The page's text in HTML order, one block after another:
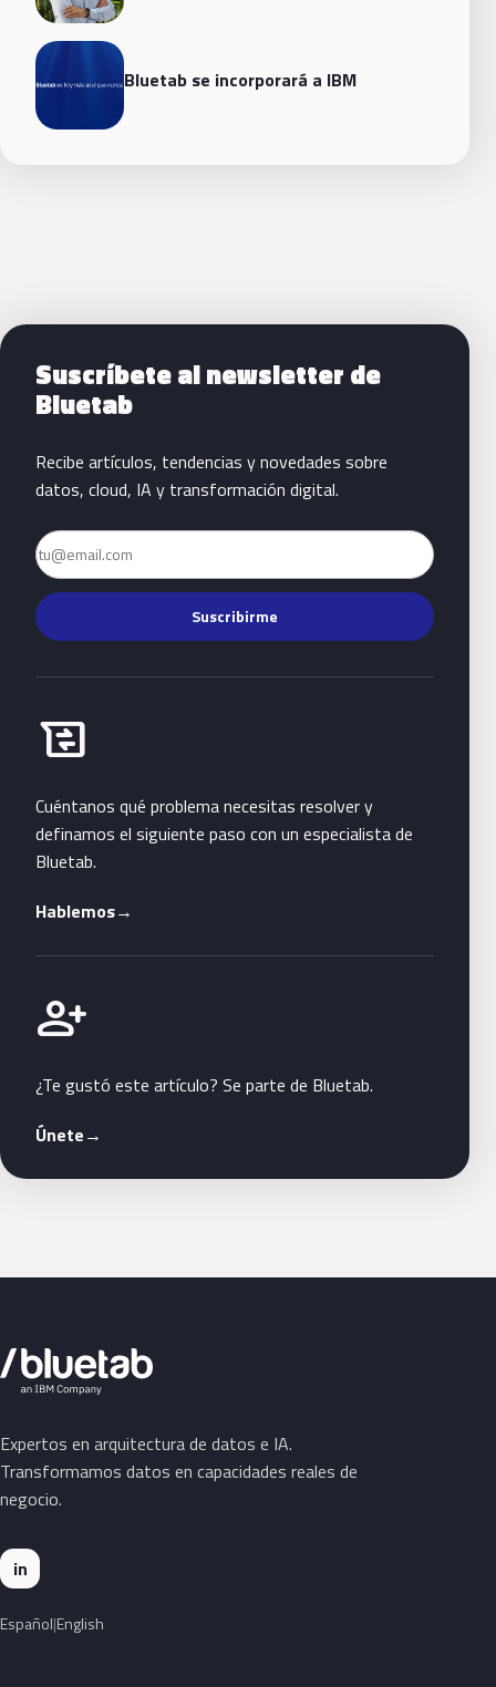
Bluetab se incorporará a IBM
Siguientes pasos con Bluetab
Suscríbete al newsletter de
Bluetab
Recibe artículos, tendencias y novedades sobre
datos, cloud, IA y transformación digital.
Email
Suscribirme
business_messages
Habla con Bluetab
Cuéntanos qué problema necesitas resolver y
definamos el siguiente paso con un especialista de
Bluetab.
Hablemos→
person_add
Únete a Bluetab
¿Te gustó este artículo? Se parte de Bluetab.
Únete→
Expertos en arquitectura de datos e IA.
Transformamos datos en capacidades reales de
negocio.
in
Español English